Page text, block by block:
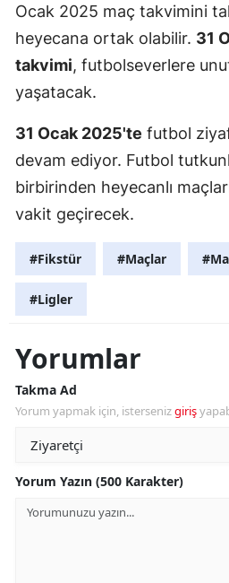
Ocak 2025 maç takvimini
heyecana ortak olabilir. 31
takvimi, futbolseverlere
yaşatacak.
31 Ocak 2025'te futbol
devam ediyor. Futbol
birbirinden heyecanlı
vakit geçirecek.
#Fikstür #Maçlar
#Ligler
Yorumlar
Takma Ad
Yorum yapmak için, istersenizgiriş
Yorum Yazın (500 Karakter)